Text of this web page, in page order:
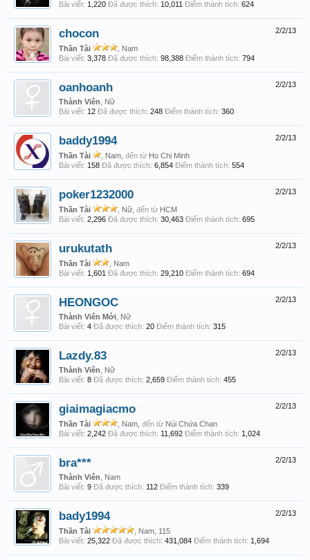
Bài viết: 1,220 Đã được thích: 10,011 Điểm thành tích: 624
2/2/13
chocon
Thần Tài
, Nam
Bài viết: 3,378 Đã được thích: 98,388 Điểm thành tích: 794
2/2/13
oanhoanh
Thành Viên , Nữ
Bài viết: 12 Đã được thích: 248 Điểm thành tích: 360
2/2/13
baddy1994
Thần Tài , Nam, đến từ Ho Chi Minh
Bài viết: 158 Đã được thích: 6,854 Điểm thành tích: 554
2/2/13
poker1232000
Thần Tài , Nữ, đến từ HCM
Bài viết: 2,296 Đã được thích: 30,463 Điểm thành tích: 695
2/2/13
urukutath
Thần Tài
, Nam
Bài viết: 1,601 Đã được thích: 29,210 Điểm thành tích: 694
2/2/13
HEONGOC
Thành Viên Mới , Nữ
Bài viết: 4 Đã được thích: 20 Điểm thành tích: 315
2/2/13
Lazdy.83
Thành Viên , Nữ
Bài viết: 8 Đã được thích: 2,659 Điểm thành tích: 455
2/2/13
giaimagiacmo
Thần Tài , Nam, đến từ Núi Chứa Chan
Bài viết: 2,242 Đã được thích: 11,692 Điểm thành tích: 1,024
2/2/13
bra***
Thành Viên , Nam
Bài viết: 9 Đã được thích: 112 Điểm thành tích: 339
2/2/13
bady1994
Thần Tài
, Nam, 115
Bài viết: 25,322 Đã được thích: 431,084 Điểm thành tích: 1,694